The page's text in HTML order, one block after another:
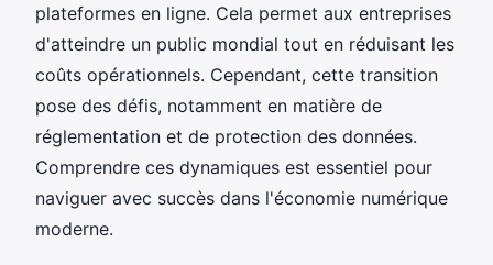
plateformes en ligne. Cela permet aux entreprises
d'atteindre un public mondial tout en réduisant les
coûts opérationnels. Cependant, cette transition
pose des défis, notamment en matière de
réglementation et de protection des données.
Comprendre ces dynamiques est essentiel pour
naviguer avec succès dans l'économie numérique
moderne.